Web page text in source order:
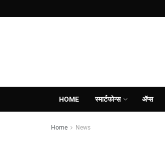
HOME स्मार्टफोन्स ॲप्स
Home News